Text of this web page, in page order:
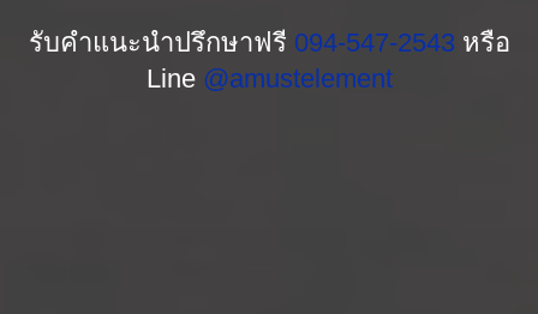
รับคำแนะนำปรึกษาฟรี 094-547-2543 หรือ
Line @amustelement